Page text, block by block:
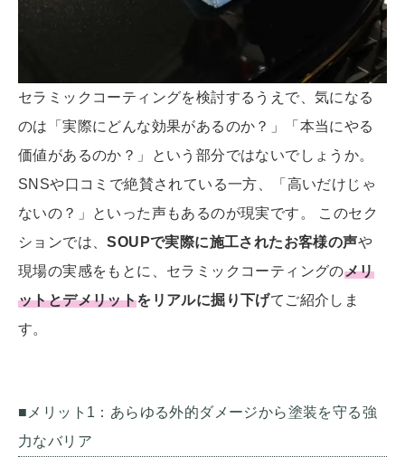
セラミックコーティングを検討するうえで、気になる
のは「実際にどんな効果があるのか？」「本当にやる
価値があるのか？」という部分ではないでしょうか。
SNSや口コミで絶賛されている一方、「高いだけじゃ
ないの？」といった声もあるのが現実です。 このセク
ションでは、SOUPで実際に施工されたお客様の声や
現場の実感をもとに、セラミックコーティングのメリ
ットとデメリットをリアルに掘り下げてご紹介しま
す。
■メリット1：あらゆる外的ダメージから塗装を守る強
力なバリア